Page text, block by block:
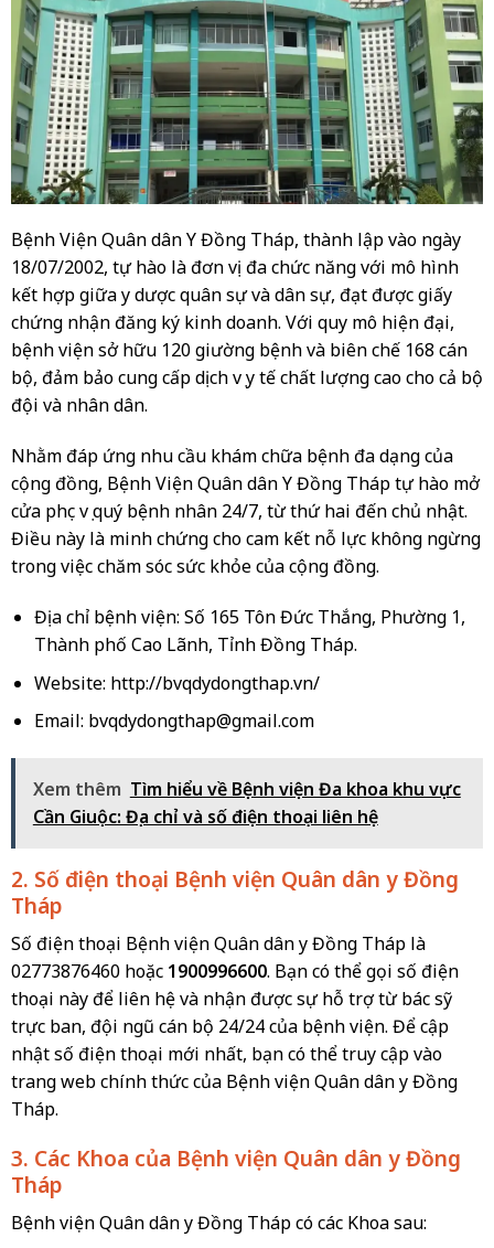
Bệnh Viện Quân dân Y Đồng Tháp, thành lập vào ngày
18/07/2002, tự hào là đơn vị đa chức năng với mô hình
kết hợp giữa y dược quân sự và dân sự, đạt được giấy
chứng nhận đăng ký kinh doanh. Với quy mô hiện đại,
bệnh viện sở hữu 120 giường bệnh và biên chế 168 cán
bộ, đảm bảo cung cấp dịch vụ y tế chất lượng cao cho cả bộ
đội và nhân dân.
Nhằm đáp ứng nhu cầu khám chữa bệnh đa dạng của
cộng đồng, Bệnh Viện Quân dân Y Đồng Tháp tự hào mở
cửa phục vụ quý bệnh nhân 24/7, từ thứ hai đến chủ nhật.
Điều này là minh chứng cho cam kết nỗ lực không ngừng
trong việc chăm sóc sức khỏe của cộng đồng.
Địa chỉ bệnh viện: Số 165 Tôn Đức Thắng, Phường 1,
Thành phố Cao Lãnh, Tỉnh Đồng Tháp.
Website: http://bvqdydongthap.vn/
Email: bvqdydongthap@gmail.com
Xem thêm Tìm hiểu về Bệnh viện Đa khoa khu vực
Cần Giuộc: Địa chỉ và số điện thoại liên hệ
2. Số điện thoại Bệnh viện Quân dân y Đồng
Tháp
Số điện thoại Bệnh viện Quân dân y Đồng Tháp là
02773876460 hoặc 1900996600. Bạn có thể gọi số điện
thoại này để liên hệ và nhận được sự hỗ trợ từ bác sỹ
trực ban, đội ngũ cán bộ 24/24 của bệnh viện. Để cập
nhật số điện thoại mới nhất, bạn có thể truy cập vào
trang web chính thức của Bệnh viện Quân dân y Đồng
Tháp.
3. Các Khoa của Bệnh viện Quân dân y Đồng
Tháp
Bệnh viện Quân dân y Đồng Tháp có các Khoa sau: